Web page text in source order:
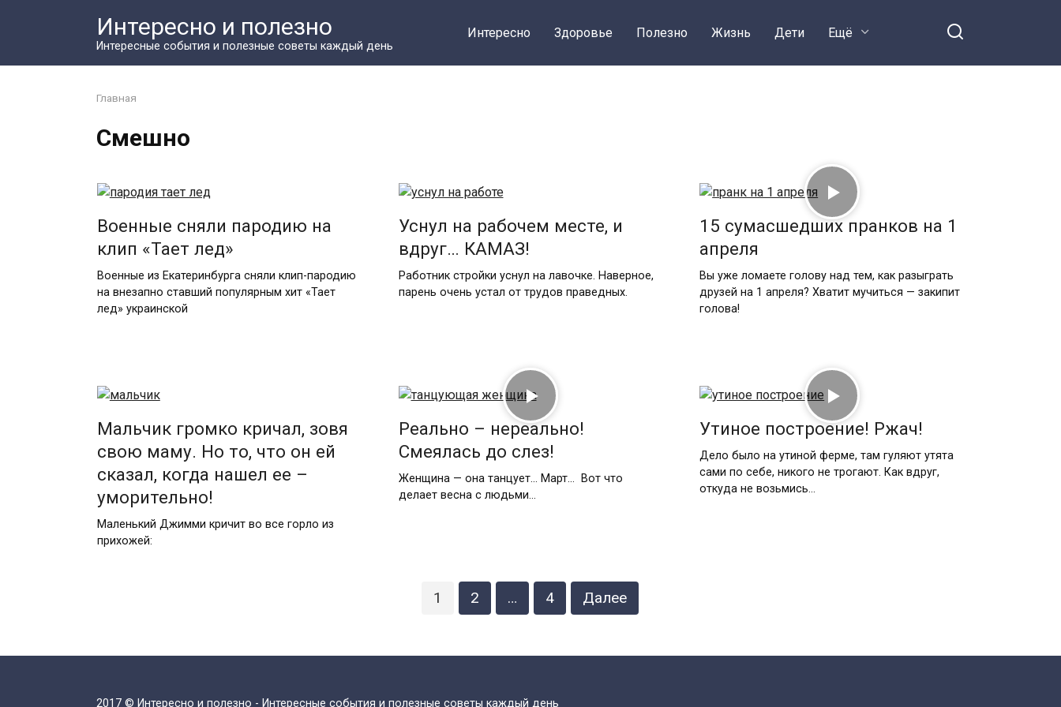
Интересно и полезно
Интересные события и полезные советы каждый день
Интересно Здоровье Полезно Жизнь Дети Ещё
Главная
Смешно
Военные сняли пародию на
клип «Тает лед»
Военные из Екатеринбурга сняли клип-пародию
на внезапно ставший популярным хит «Тает
лед» украинской
Уснул на рабочем месте, и
вдруг… КАМАЗ!
Работник стройки уснул на лавочке. Наверное,
парень очень устал от трудов праведных.
15 сумасшедших пранков на 1
апреля
Вы уже ломаете голову над тем, как разыграть
друзей на 1 апреля? Хватит мучиться — закипит
голова!
Мальчик громко кричал, зовя
свою маму. Но то, что он ей
сказал, когда нашел ее –
уморительно!
Маленький Джимми кричит во все горло из
прихожей:
Реально – нереально!
Смеялась до слез!
Женщина — она танцует… Март… Вот что
делает весна с людьми…
Утиное построение! Ржач!
Дело было на утиной ферме, там гуляют утята
сами по себе, никого не трогают. Как вдруг,
откуда не возьмись…
1 2 … 4 Далее
2017 © Интересно и полезно - Интересные события и полезные советы каждый день